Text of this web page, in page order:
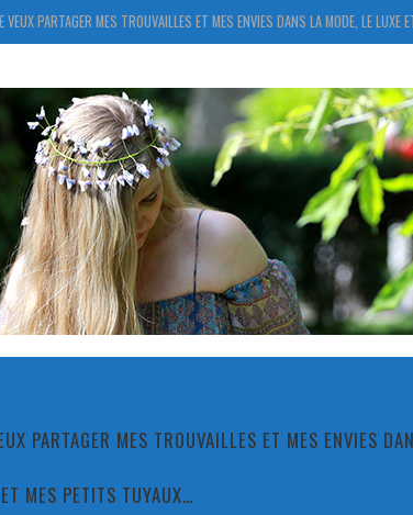
VEUX PARTAGER MES TROUVAILLES ET MES ENVIES DANS LA MODE, LE
PARTAGER MES TROUVAILLES ET MES ENVIES
MES PETITS TUYAUX…